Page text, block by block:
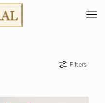
Filters